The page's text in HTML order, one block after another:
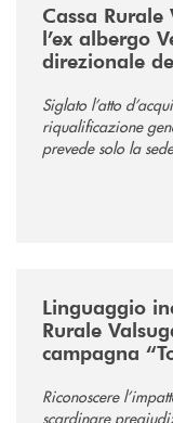
Cassa Rurale
l’ex albergo
direzionale
Siglato l’atto
riqualificazione
prevede solo la
Linguaggio
Rurale
campagna
Riconoscere
scardinare